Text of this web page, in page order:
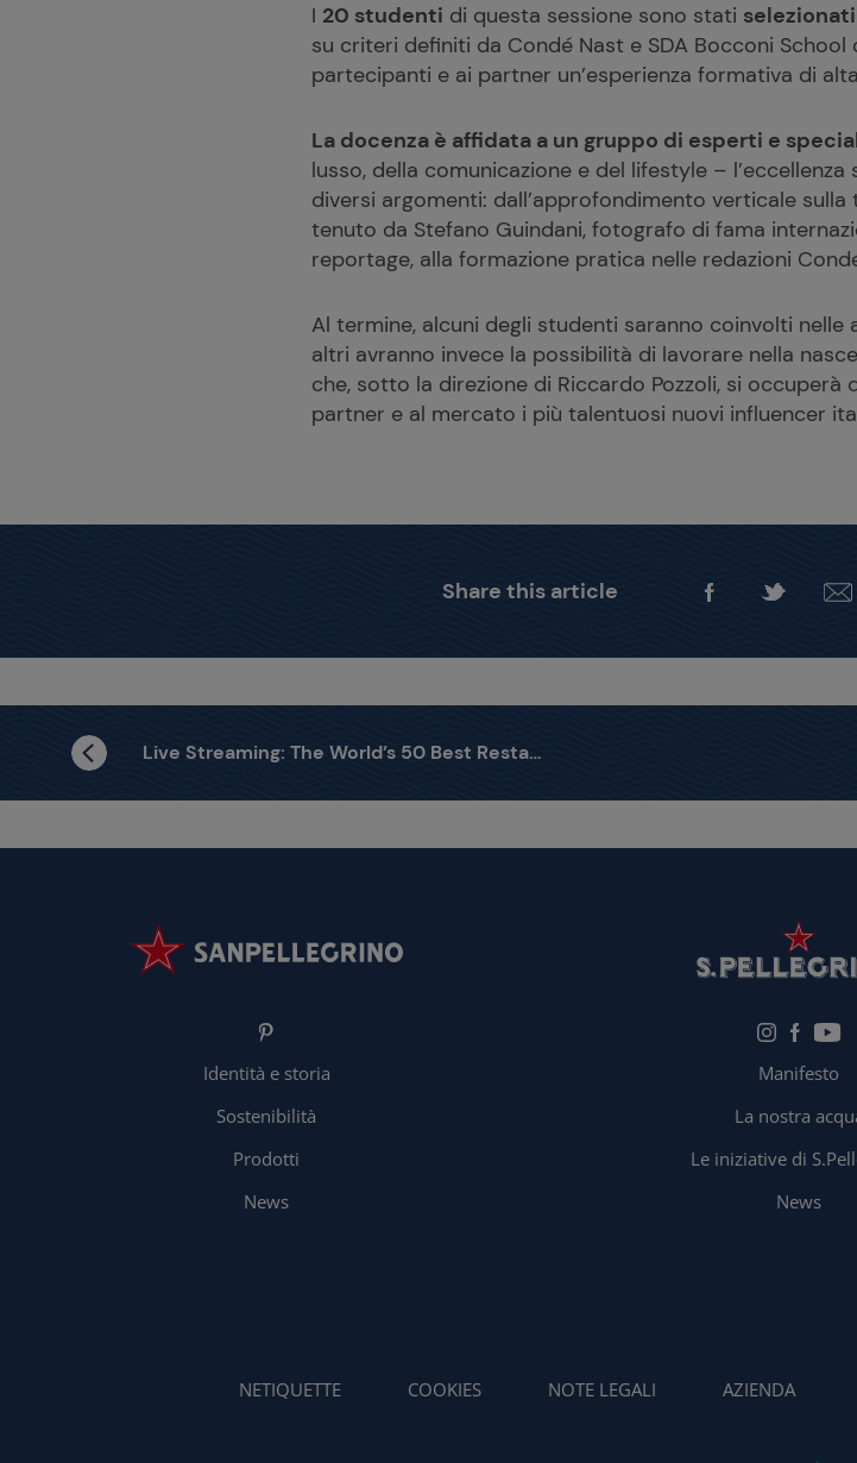
I 20 studenti di questa sessione sono stati
su criteri definiti da Condé Nast e SDA Bocconi
partecipanti e ai partner un’esperienza formativa di
La docenza è affidata a un gruppo di esperti e
lusso, della comunicazione e del lifestyle –
diversi argomenti: dall’approfondimento verticale sulla
tenuto da Stefano Guindani, fotografo di fama
reportage, alla formazione pratica nelle redazioni
Al termine, alcuni degli studenti saranno coinvolti
altri avranno invece la possibilità di lavorare nella
che, sotto la direzione di Riccardo Pozzoli, si
partner e al mercato i più talentuosi nuovi influencer
Share this article
Live Streaming: The World’s 50 Best Restaurants 2018
Identità e storia
Sostenibilità
Prodotti
News
Manifesto
La nostra
Le iniziative di
News
NETIQUETTE COOKIES NOTE LEGALI AZIENDA